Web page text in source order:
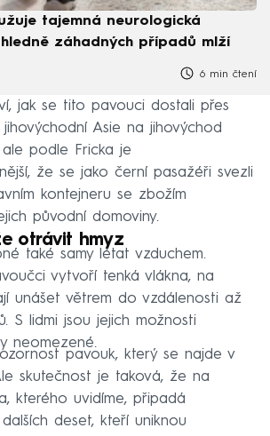
tajemná neurologická
záhadných případů mlží
6 min čtení
jak se tito pavouci dostali přes
Asie na jihovýchod
podle Fricka je
že se jako černí pasažéři svezli
kontejneru se zbožím
původní domoviny.
otrávit hmyz
také samy létat vzduchem.
vytvoří tenká vlákna, na
unášet větrem do vzdálenosti až
S lidmi jsou jejich možnosti
neomezené.
pavouk, který se najde v
skutečnost je taková, že na
kterého uvidíme, připadá
deset, kteří uniknou